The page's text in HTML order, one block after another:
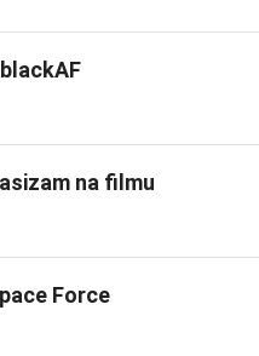
na filmu
Force